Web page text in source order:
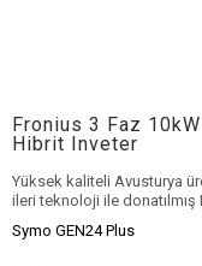
Fronius 3 Faz 10kW
Hibrit Inveter
Yüksek kaliteli Avusturya
ileri teknoloji ile donatılmış
şebekeye bağlı hem de
Symo GEN24 Plus